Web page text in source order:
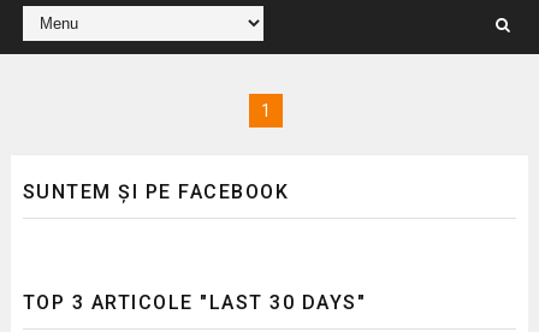
1
SUNTEM ȘI PE FACEBOOK
TOP 3 ARTICOLE "LAST 30 DAYS"